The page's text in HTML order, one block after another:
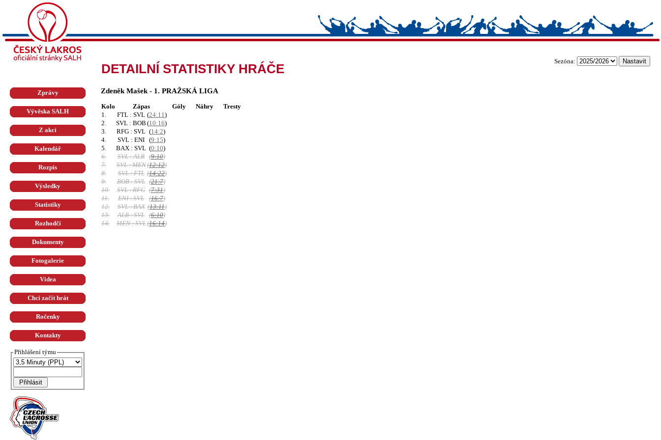
DETAILNÍ STATISTIKY HRÁČE
Sezóna:
Zprávy
Vývěska SALH
Z akcí
Kalendář
Rozpis
Výsledky
Statistiky
Rozhodčí
Dokumenty
Fotogalerie
Videa
Chci začít hrát
Ročenky
Kontakty
Přihlášení týmu
Zdeněk Mašek - 1. PRAŽSKÁ LIGA
Kolo Zápas Góly Náhry
Tresty
1.
FTL : SVL (24:11)
2.
SVL : BOB (10:16)
3.
RFG : SVL (14:2)
4.
SVL : ENI (9:15)
5.
BAX : SVL (0:10)
6.
SVL : ALB (9:10)
7.
SVL : MEN(12:12)
8.
SVL : FTL (14:22)
9.
BOB : SVL (21:7)
10.
SVL : RFG (7:31)
11.
ENI : SVL (16:7)
12.
SVL : BAX (13:11)
13.
ALB : SVL (6:10)
14.
MEN : SVL(16:14)